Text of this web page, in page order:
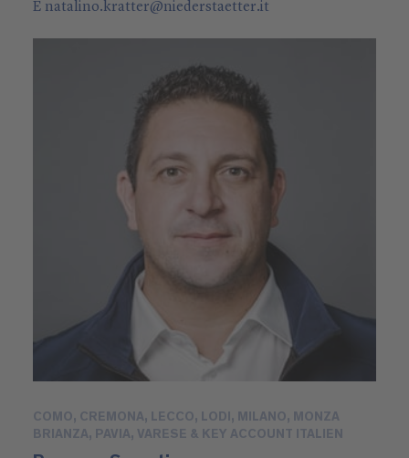
E natalino.kratter@niederstaetter.it
COMO, CREMONA, LECCO, LODI, MILANO, MONZA
BRIANZA, PAVIA, VARESE & KEY ACCOUNT ITALIEN